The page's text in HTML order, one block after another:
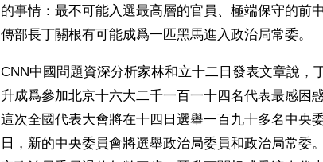
的事情：最不可能入選最高層的官員、極端保守的前
傳部長丁關根有可能成爲一匹黑馬進入政治局常委。
CNN中國問題資深分析家林和立十二日發表文章說，
升成爲參加北京十六大二千一百一十四名代表最感困惑
這次全國代表大會將在十四日選舉一百九十多名中央
日，新的中央委員會將選舉政治局委員和政治局常委